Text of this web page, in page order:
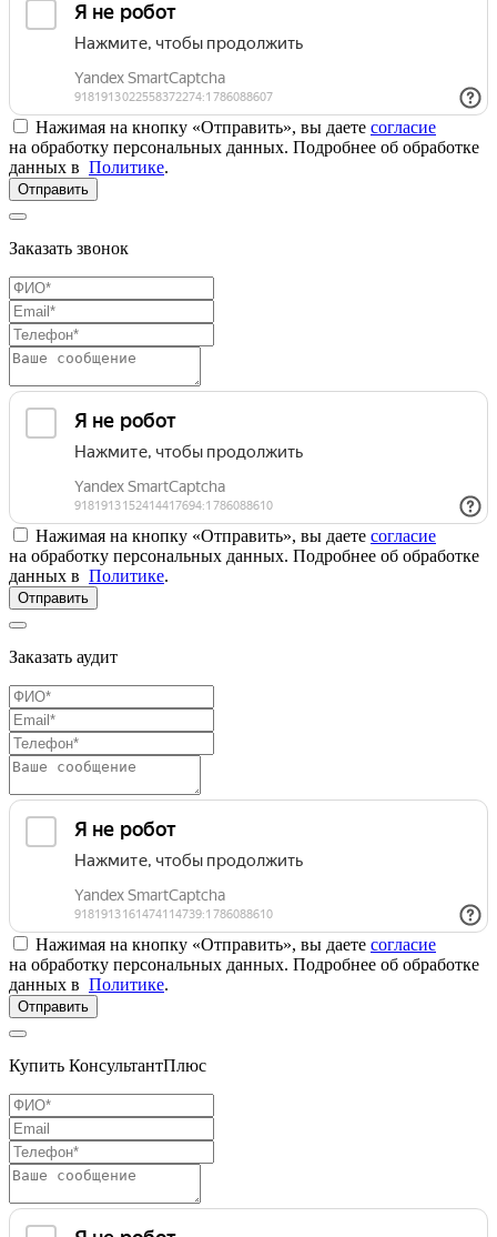
Нажимая на кнопку «Отправить», вы даете согласие
на обработку персональных данных. Подробнее об обработке
данных в Политике.
Отправить
Заказать звонок
Нажимая на кнопку «Отправить», вы даете согласие
на обработку персональных данных. Подробнее об обработке
данных в Политике.
Отправить
Заказать аудит
Нажимая на кнопку «Отправить», вы даете согласие
на обработку персональных данных. Подробнее об обработке
данных в Политике.
Отправить
Купить КонсультантПлюс